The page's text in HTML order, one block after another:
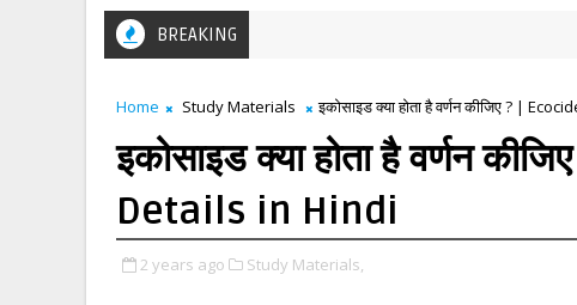
BREAKING
Home Study Materials इकोसाइड क्या होता है वर्णन कीजिए ? |
इकोसाइड क्या होता है वर्णन
Details in Hindi
2 years ago Study Materials,